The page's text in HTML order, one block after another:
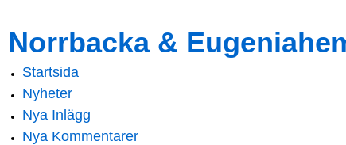
main
content
navigation
Norrbacka &
Main menu
Startsida
Nyheter
Nya Inlägg
Nya Kommentarer